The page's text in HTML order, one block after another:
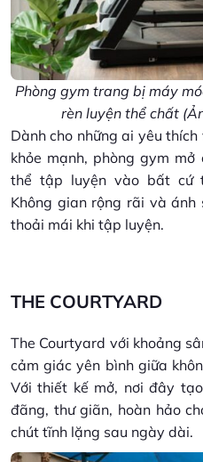
Phòng gym trang bị máy
rèn luyện thể chất
Dành cho những ai yêu
khỏe mạnh, phòng gym
thể tập luyện vào bất cứ
Không gian rộng rãi và
thoải mái khi tập luyện.
THE COURTYARD
The Courtyard với khoảng
cảm giác yên bình giữa
Với thiết kế mở, nơi đây
đãng, thư giãn, hoàn hảo
chút tĩnh lặng sau ngày dài.